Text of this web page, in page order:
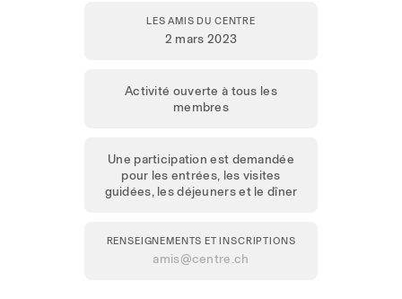
LES AMIS DU CENTRE
2 mars 2023
Activité ouverte à tous les
membres
Une participation est demandée
pour les entrées, les visites
guidées, les déjeuners et le dîner
RENSEIGNEMENTS ET INSCRIPTIONS
amis@centre.ch